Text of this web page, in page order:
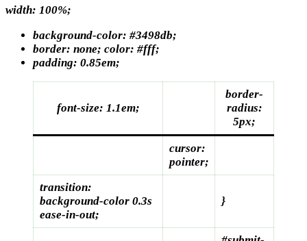
width: 100%;
background-color: #3498db;
border: none; color: #fff;
padding: 0.85em;
font-size: 1.1em;
border-
radius:
5px;
cursor:
pointer;
transition:
background-color 0.3s
ease-in-out;
}